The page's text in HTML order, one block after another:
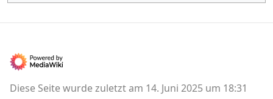
Diese Seite wurde zuletzt am 14. Juni 2025 um 18:31